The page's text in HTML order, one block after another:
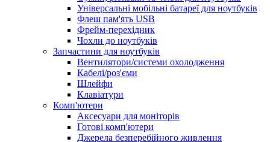
Універсальні мобільні батареї для ноутбуків
Флеш пам'ять USB
Фрейм-перехідник
Чохли до ноутбуків
Запчастини для ноутбуків
Вентилятори/системи охолодження
Кабелі/роз'єми
Шлейфи
Клавіатури
Комп'ютери
Аксесуари для моніторів
Готові комп'ютери
Джерела безперебійного живлення